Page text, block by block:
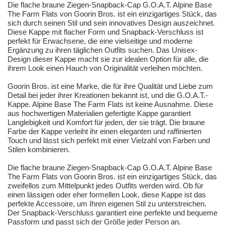
Die flache braune Ziegen-Snapback-Cap G.O.A.T. Alpine Base
The Farm Flats von Goorin Bros. ist ein einzigartiges Stück, das
sich durch seinen Stil und sein innovatives Design auszeichnet.
Diese Kappe mit flacher Form und Snapback-Verschluss ist
perfekt für Erwachsene, die eine vielseitige und moderne
Ergänzung zu ihren täglichen Outfits suchen. Das Unisex-
Design dieser Kappe macht sie zur idealen Option für alle, die
ihrem Look einen Hauch von Originalität verleihen möchten.
Goorin Bros. ist eine Marke, die für ihre Qualität und Liebe zum
Detail bei jeder ihrer Kreationen bekannt ist, und die G.O.A.T.-
Kappe. Alpine Base The Farm Flats ist keine Ausnahme. Diese
aus hochwertigen Materialien gefertigte Kappe garantiert
Langlebigkeit und Komfort für jeden, der sie trägt. Die braune
Farbe der Kappe verleiht ihr einen eleganten und raffinierten
Touch und lässt sich perfekt mit einer Vielzahl von Farben und
Stilen kombinieren.
Die flache braune Ziegen-Snapback-Cap G.O.A.T. Alpine Base
The Farm Flats von Goorin Bros. ist ein einzigartiges Stück, das
zweifellos zum Mittelpunkt jedes Outfits werden wird. Ob für
einen lässigen oder eher formellen Look, diese Kappe ist das
perfekte Accessoire, um Ihren eigenen Stil zu unterstreichen.
Der Snapback-Verschluss garantiert eine perfekte und bequeme
Passform und passt sich der Größe jeder Person an.